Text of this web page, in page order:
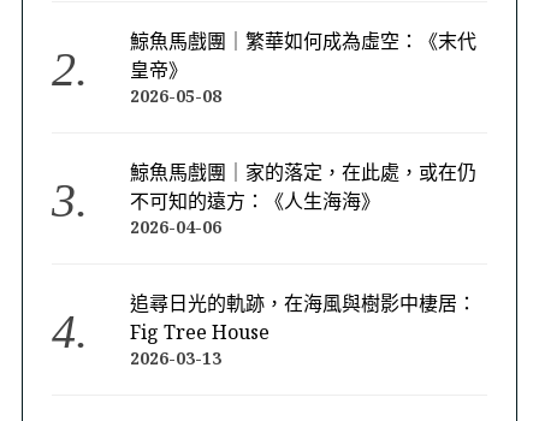
鯨魚馬戲團｜繁華如何成為虛空：《末代
皇帝》
2026-05-08
鯨魚馬戲團｜家的落定，在此處，或在仍
不可知的遠方：《人生海海》
2026-04-06
追尋日光的軌跡，在海風與樹影中棲居：
Fig Tree House
2026-03-13